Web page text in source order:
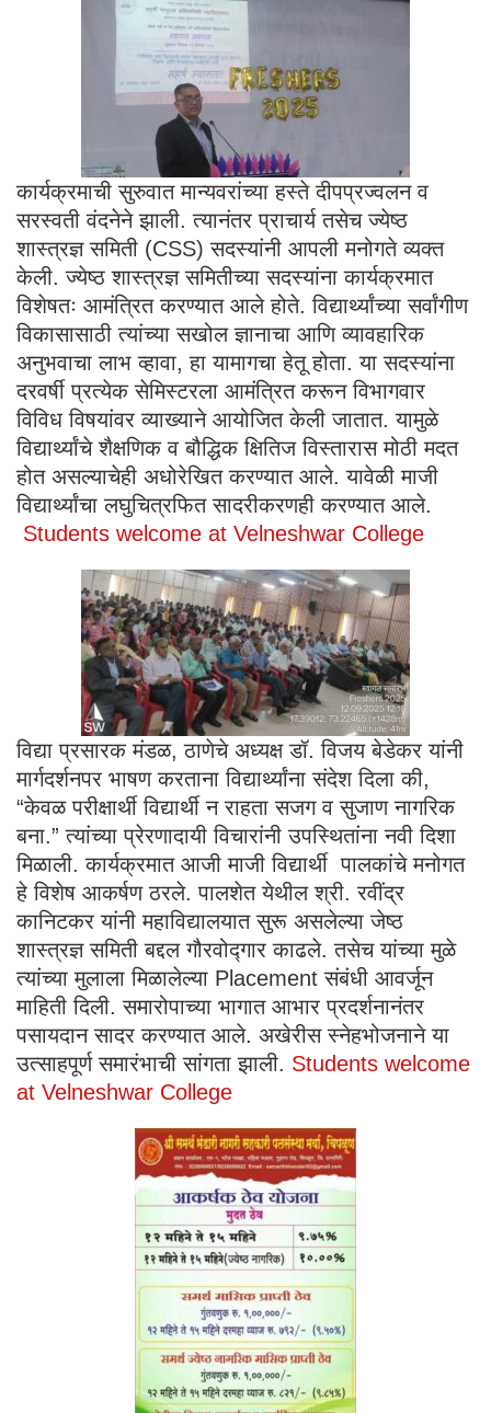
कार्यक्रमाची सुरुवात मान्यवरांच्या हस्ते दीपप्रज्वलन व
सरस्वती वंदनेने झाली. त्यानंतर प्राचार्य तसेच ज्येष्ठ
शास्त्रज्ञ समिती (CSS) सदस्यांनी आपली मनोगते व्यक्त
केली. ज्येष्ठ शास्त्रज्ञ समितीच्या सदस्यांना कार्यक्रमात
विशेषतः आमंत्रित करण्यात आले होते. विद्यार्थ्यांच्या सर्वांगीण
विकासासाठी त्यांच्या सखोल ज्ञानाचा आणि व्यावहारिक
अनुभवाचा लाभ व्हावा, हा यामागचा हेतू होता. या सदस्यांना
दरवर्षी प्रत्येक सेमिस्टरला आमंत्रित करून विभागवार
विविध विषयांवर व्याख्याने आयोजित केली जातात. यामुळे
विद्यार्थ्यांचे शैक्षणिक व बौद्धिक क्षितिज विस्तारास मोठी मदत
होत असल्याचेही अधोरेखित करण्यात आले. यावेळी माजी
विद्यार्थ्यांचा लघुचित्रफित सादरीकरणही करण्यात आले.
Students welcome at Velneshwar College
विद्या प्रसारक मंडळ, ठाणेचे अध्यक्ष डॉ. विजय बेडेकर यांनी
मार्गदर्शनपर भाषण करताना विद्यार्थ्यांना संदेश दिला की,
“केवळ परीक्षार्थी विद्यार्थी न राहता सजग व सुजाण नागरिक
बना.” त्यांच्या प्रेरणादायी विचारांनी उपस्थितांना नवी दिशा
मिळाली. कार्यक्रमात आजी माजी विद्यार्थी पालकांचे मनोगत
हे विशेष आकर्षण ठरले. पालशेत येथील श्री. रवींद्र
कानिटकर यांनी महाविद्यालयात सुरू असलेल्या जेष्ठ
शास्त्रज्ञ समिती बद्दल गौरवोद्गार काढले. तसेच यांच्या मुळे
त्यांच्या मुलाला मिळालेल्या Placement संबंधी आवर्जून
माहिती दिली. समारोपाच्या भागात आभार प्रदर्शनानंतर
पसायदान सादर करण्यात आले. अखेरीस स्नेहभोजनाने या
उत्साहपूर्ण समारंभाची सांगता झाली. Students welcome
at Velneshwar College